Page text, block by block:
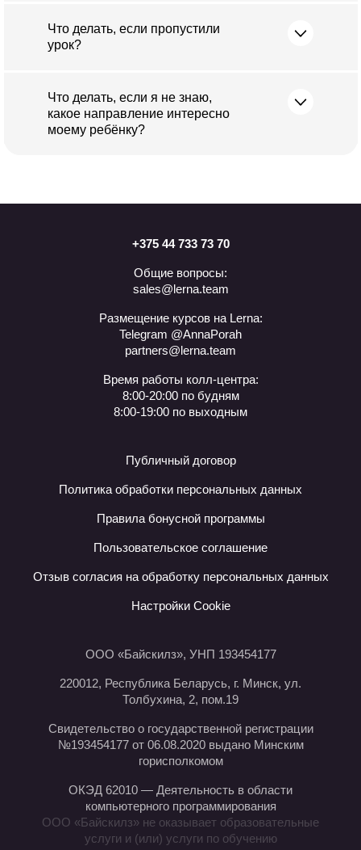
Что делать, если пропустили
урок?
Что делать, если я не знаю,
какое направление интересно
моему ребёнку?
+375 44 733 73 70
Общие вопросы:
sales@lerna.team
Размещение курсов на Lerna:
Telegram @AnnaPorah
partners@lerna.team
Время работы колл-центра:
8:00-20:00 по будням
8:00-19:00 по выходным
Публичный договор
Политика обработки персональных данных
Правила бонусной программы
Пользовательское соглашение
Отзыв согласия на обработку персональных данных
Настройки Cookie
ООО «Байскилз», УНП 193454177
220012, Республика Беларусь, г. Минск, ул.
Толбухина, 2, пом.19
Свидетельство о государственной регистрации
№193454177 от 06.08.2020 выдано Минским
горисполкомом
ОКЭД 62010 — Деятельность в области
компьютерного программирования
ООО «Байскилз» не оказывает образовательные
услуги и (или) услуги по обучению